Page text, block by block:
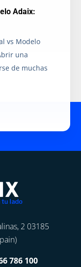
Adaix:
vs Modelo
una
de muchas
2 03185
786 100